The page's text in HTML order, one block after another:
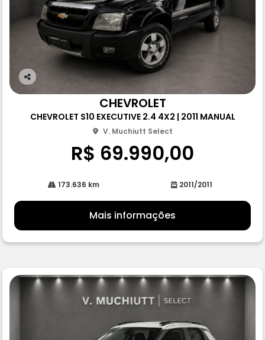
Co
rtil
CHEVROLET
CHEVROLET S10 EXECUTIVE 2.4 4X2 | 2011 MANUAL
V. Muchiutt Select
R$ 69.990,00
173.636 km 2011/2011
Mais informações